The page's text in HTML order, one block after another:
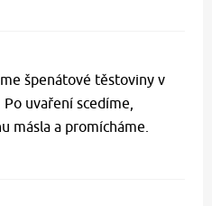
špenátové těstoviny v
uvaření scedíme,
másla a promícháme.